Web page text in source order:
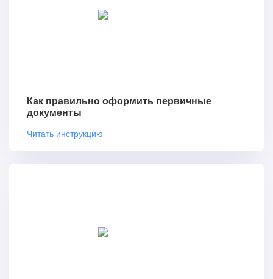
Как правильно оформить первичные
документы
Читать инструкцию